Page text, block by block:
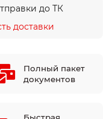
до ТК
доставки
Полный пакет
документов